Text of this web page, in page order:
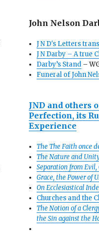
John Nelson
J N D's Letters
J N Darby – A true
Darby’s Stand –
Funeral of John
JND and others
Perfection, its
Experience
The The Faith once
The Nature and
Separation from Evil,
Grace, the Power of
On Ecclesiastical
Churches and the
The Notion of a
the Sin against the